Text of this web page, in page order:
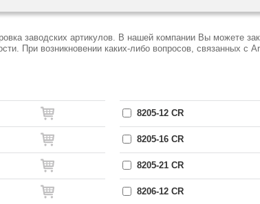
заводских артикулов. В нашей компании Вы можете
При возникновении каких-либо вопросов, связанных с
8205-12 CR
8205-16 CR
8205-21 CR
8206-12 CR